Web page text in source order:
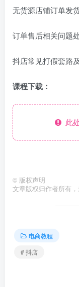
无货源店铺订单发
订单售后相关问题
抖店常见打假套路
课程下载：
此处
© 版权声明
文章版权归作者所有，
电商教程
# 抖店